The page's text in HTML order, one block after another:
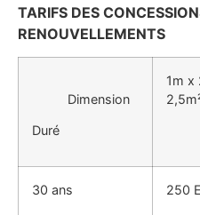
TARIFS DES
RENOUVELLEMENTS
Dimension
Duré
1m x
30 ans 250